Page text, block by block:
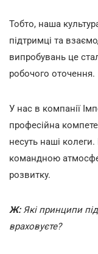
Тобто, наша
підтримці та
випробувань це
робочого оточення.
У нас в компанії
професійна
несуть наші
командною
розвитку.
Ж:Які принципи
враховуєте?